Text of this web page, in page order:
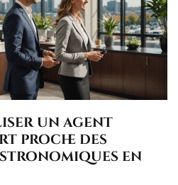
un agent
proche des
en